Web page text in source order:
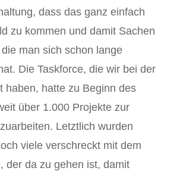
dass das ganz einfach
zu kommen und damit Sachen
man sich schon lange
Die Taskforce, die wir bei der
haben, hatte zu Beginn des
über 1.000 Projekte zur
Letztlich wurden
viele verschreckt mit dem
der da zu gehen ist, damit